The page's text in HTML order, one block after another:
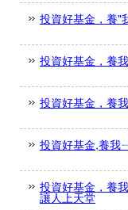
投資好基金，養"
投資好基金，養
投資好基金，養
投資好基金,養我
投資好基金，養
讓人上天堂